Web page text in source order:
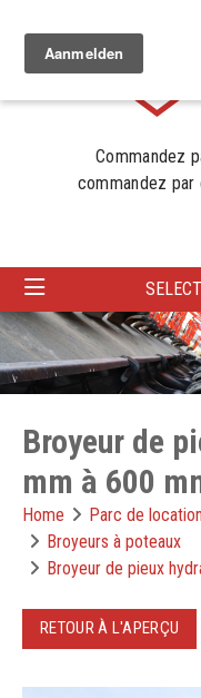
Commandez
commandez par
Broyeur de
mm à 600
Home Parc de location
Broyeurs à poteaux
Broyeur de pieux
RETOUR À L'APERÇU